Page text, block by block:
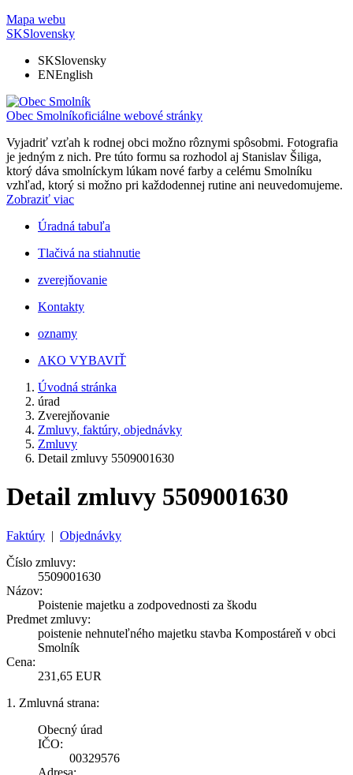
Mapa webu
SKSlovensky
SKSlovensky
ENEnglish
Obec Smolníkoficiálne webové stránky
Vyjadriť vzťah k rodnej obci možno rôznymi spôsobmi. Fotografia
je jedným z nich. Pre túto formu sa rozhodol aj Stanislav Šiliga,
ktorý dáva smolníckym lúkam nové farby a celému Smolníku
vzhľad, ktorý si možno pri každodennej rutine ani neuvedomujeme.
Zobraziť viac
Úradná tabuľa
Tlačivá na stiahnutie
zverejňovanie
Kontakty
oznamy
AKO VYBAVIŤ
Úvodná stránka
úrad
Zverejňovanie
Zmluvy, faktúry, objednávky
Zmluvy
Detail zmluvy 5509001630
Detail zmluvy 5509001630
Faktúry | Objednávky
Číslo zmluvy:
5509001630
Názov:
Poistenie majetku a zodpovednosti za škodu
Predmet zmluvy:
poistenie nehnuteľného majetku stavba Kompostáreň v obci
Smolník
Cena:
231,65 EUR
1. Zmluvná strana:
Obecný úrad
IČO:
00329576
Adresa: